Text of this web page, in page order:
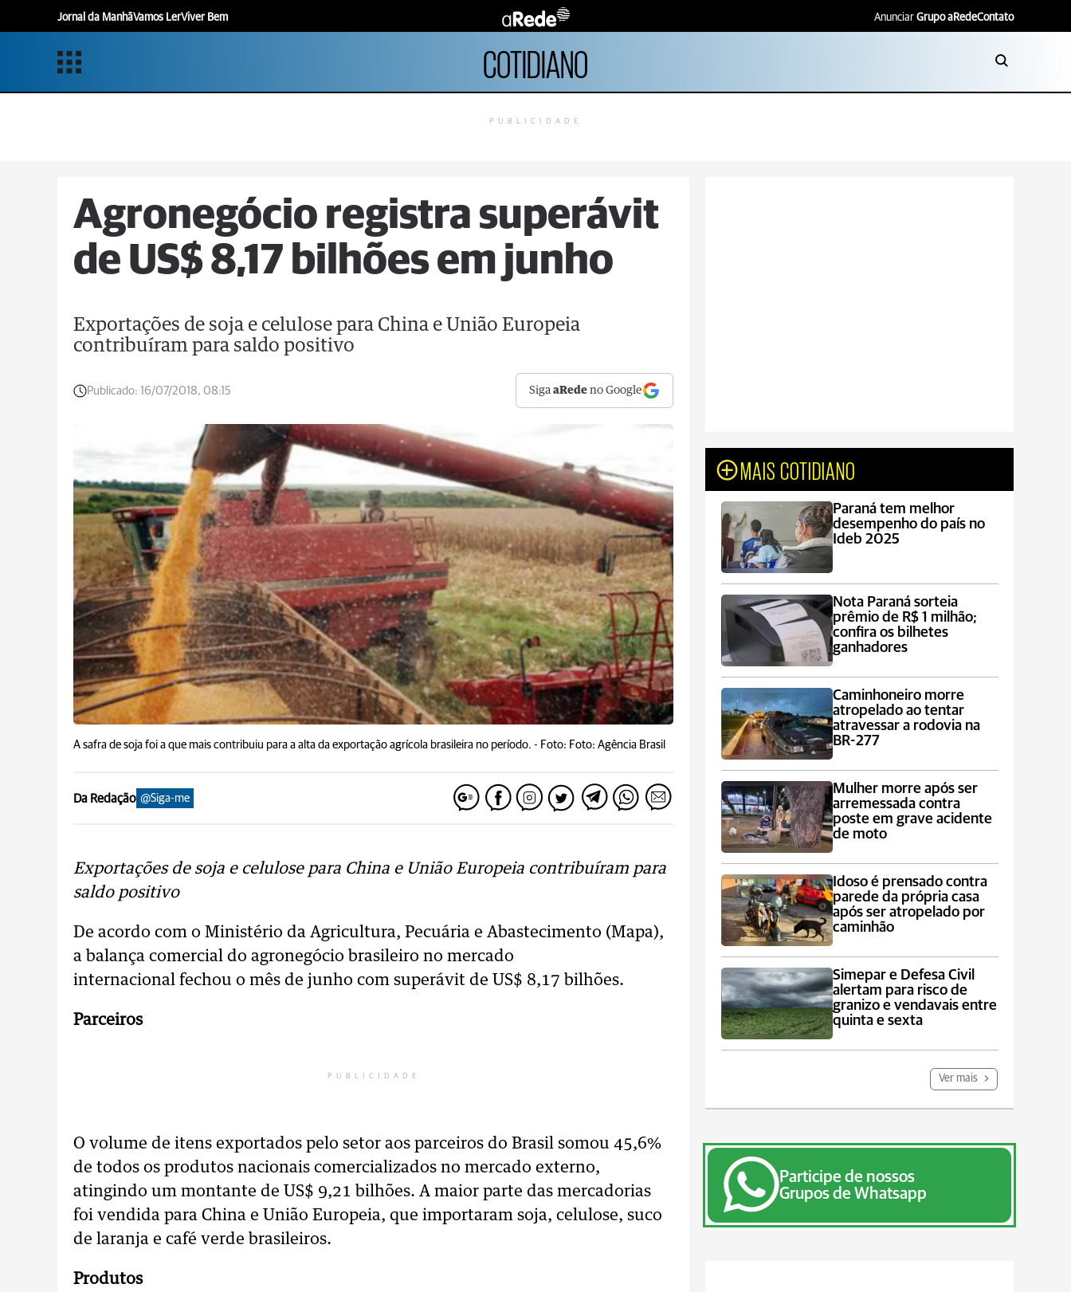
Jornal da ManhãVamos LerViver Bem Anunciar Grupo aRedeContato
COTIDIANO
PUBLICIDADE
Agronegócio registra superávit
de US$ 8,17 bilhões em junho
Exportações de soja e celulose para China e União Europeia
contribuíram para saldo positivo
Publicado: 16/07/2018, 08:15 SigaaRede no Google
A safra de soja foi a que mais contribuiu para a alta da exportação agrícola brasileira no período. - Foto: Foto: Agência Brasil
Da Redação @Siga-me
Exportações de soja e celulose para China e União Europeia contribuíram para
saldo positivo
De acordo com o Ministério da Agricultura, Pecuária e Abastecimento (Mapa),
a balança comercial do agronegócio brasileiro no mercado
internacional fechou o mês de junho com superávit de US$ 8,17 bilhões.
Parceiros
PUBLICIDADE
O volume de itens exportados pelo setor aos parceiros do Brasil somou 45,6%
de todos os produtos nacionais comercializados no mercado externo,
atingindo um montante de US$ 9,21 bilhões. A maior parte das mercadorias
foi vendida para China e União Europeia, que importaram soja, celulose, suco
de laranja e café verde brasileiros.
Produtos
MAIS COTIDIANO
Paraná tem melhor
desempenho do país no
Ideb 2025
Nota Paraná sorteia
prêmio de R$ 1 milhão;
confira os bilhetes
ganhadores
Caminhoneiro morre
atropelado ao tentar
atravessar a rodovia na
BR-277
Mulher morre após ser
arremessada contra
poste em grave acidente
de moto
Idoso é prensado contra
parede da própria casa
após ser atropelado por
caminhão
Simepar e Defesa Civil
alertam para risco de
granizo e vendavais entre
quinta e sexta
Ver mais
Participe de nossos
Grupos de Whatsapp